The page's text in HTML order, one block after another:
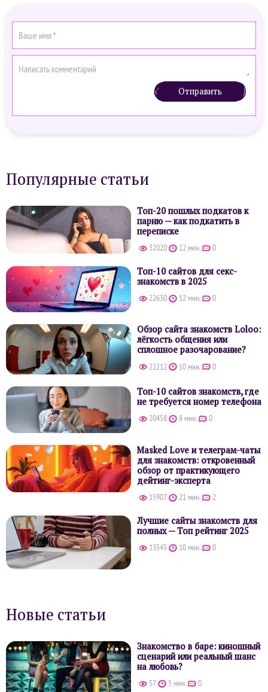
Отправить
Популярные статьи
Топ-20 пошлых подкатов к
парню — как подкатить в
переписке
32020 12 мин. 0
Топ-10 сайтов для секс-
знакомств в 2025
22630 12 мин. 0
Обзор сайта знакомств Loloo:
лёгкость общения или
сплошное разочарование?
22212 10 мин. 0
Топ-10 сайтов знакомств, где
не требуется номер телефона
20458 8 мин. 0
Masked Love и телеграм-чаты
для знакомств: откровенный
обзор от практикующего
дейтинг-эксперта
15907 21 мин. 2
Лучшие сайты знакомств для
полных — Топ рейтинг 2025
13545 10 мин. 0
Новые статьи
Знакомство в баре: киношный
сценарий или реальный шанс
на любовь?
57 5 мин. 0